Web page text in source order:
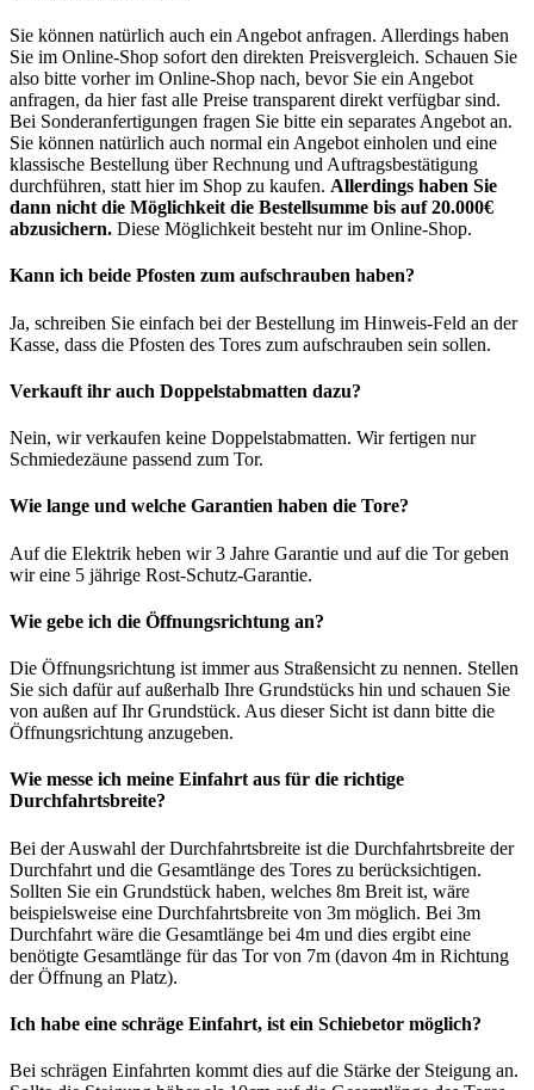
Sie können natürlich auch ein Angebot anfragen. Allerdings haben
Sie im Online-Shop sofort den direkten Preisvergleich. Schauen Sie
also bitte vorher im Online-Shop nach, bevor Sie ein Angebot
anfragen, da hier fast alle Preise transparent direkt verfügbar sind.
Bei Sonderanfertigungen fragen Sie bitte ein separates Angebot an.
Sie können natürlich auch normal ein Angebot einholen und eine
klassische Bestellung über Rechnung und Auftragsbestätigung
durchführen, statt hier im Shop zu kaufen. Allerdings haben Sie
dann nicht die Möglichkeit die Bestellsumme bis auf 20.000€
abzusichern. Diese Möglichkeit besteht nur im Online-Shop.
Kann ich beide Pfosten zum aufschrauben haben?
Ja, schreiben Sie einfach bei der Bestellung im Hinweis-Feld an der
Kasse, dass die Pfosten des Tores zum aufschrauben sein sollen.
Verkauft ihr auch Doppelstabmatten dazu?
Nein, wir verkaufen keine Doppelstabmatten. Wir fertigen nur
Schmiedezäune passend zum Tor.
Wie lange und welche Garantien haben die Tore?
Auf die Elektrik heben wir 3 Jahre Garantie und auf die Tor geben
wir eine 5 jährige Rost-Schutz-Garantie.
Wie gebe ich die Öffnungsrichtung an?
Die Öffnungsrichtung ist immer aus Straßensicht zu nennen. Stellen
Sie sich dafür auf außerhalb Ihre Grundstücks hin und schauen Sie
von außen auf Ihr Grundstück. Aus dieser Sicht ist dann bitte die
Öffnungsrichtung anzugeben.
Wie messe ich meine Einfahrt aus für die richtige
Durchfahrtsbreite?
Bei der Auswahl der Durchfahrtsbreite ist die Durchfahrtsbreite der
Durchfahrt und die Gesamtlänge des Tores zu berücksichtigen.
Sollten Sie ein Grundstück haben, welches 8m Breit ist, wäre
beispielsweise eine Durchfahrtsbreite von 3m möglich. Bei 3m
Durchfahrt wäre die Gesamtlänge bei 4m und dies ergibt eine
benötigte Gesamtlänge für das Tor von 7m (davon 4m in Richtung
der Öffnung an Platz).
Ich habe eine schräge Einfahrt, ist ein Schiebetor möglich?
Bei schrägen Einfahrten kommt dies auf die Stärke der Steigung an.